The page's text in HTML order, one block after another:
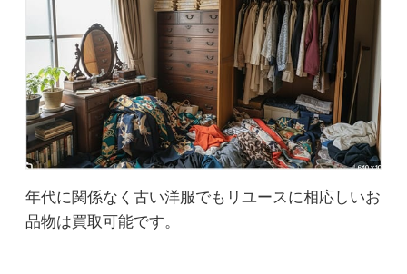
年代に関係なく古い洋服でもリユースに相応しいお
品物は買取可能です。